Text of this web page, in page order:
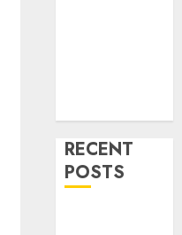
RECENT
POSTS